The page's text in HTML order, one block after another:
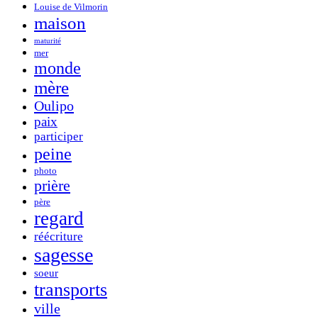
Louise de Vilmorin
maison
maturité
mer
monde
mère
Oulipo
paix
participer
peine
photo
prière
père
regard
réécriture
sagesse
soeur
transports
ville